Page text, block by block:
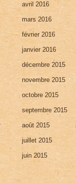
avril 2016
mars 2016
février 2016
janvier 2016
décembre 2015
novembre 2015
octobre 2015
septembre 2015
août 2015
juillet 2015
juin 2015